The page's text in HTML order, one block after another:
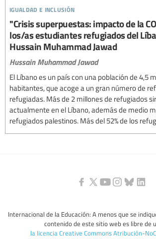
igualdad e inclusión
"Crisis superpuestas: impacto de la
los/as estudiantes refugiados del
Hussain Muhammad Jawad
Hussain Muhammad Jawad
El Líbano es un país con una población de 4,5
habitantes, que acoge a un gran número de
refugiadas. Más de 2 millones de refugiados
actualmente en el Líbano, además de medio
refugiados palestinos. Más del 52% de los
Internacional de la Educación: A menos que se
contenido de este sitio web es libre de
la licencia Creative Commons Atribución-